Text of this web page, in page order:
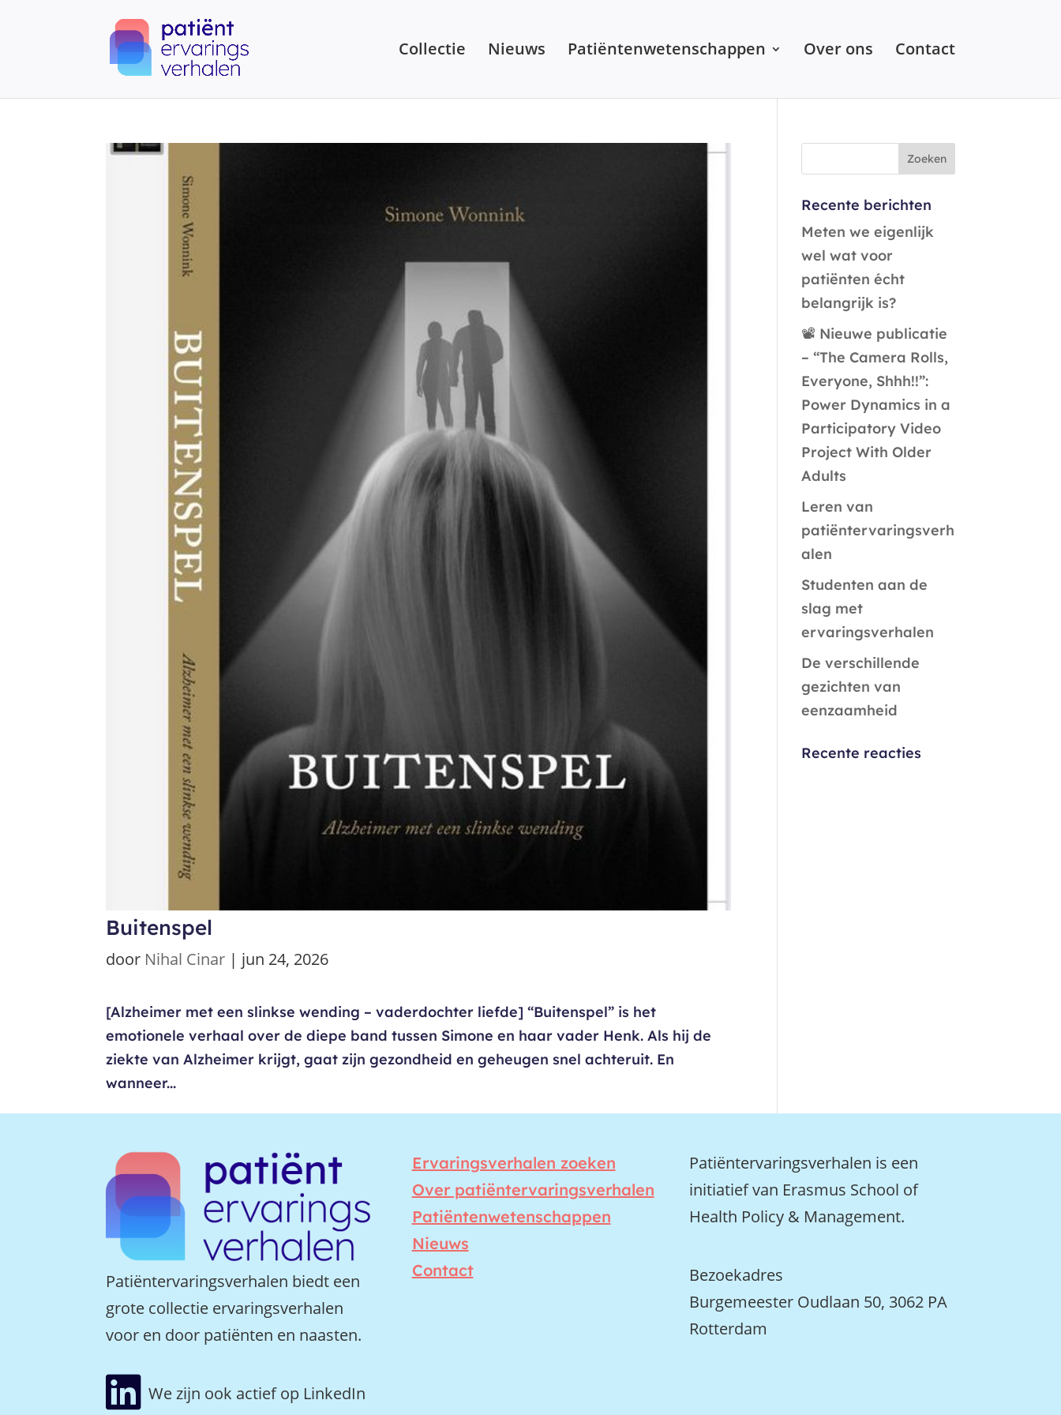
Collectie Nieuws Patiëntenwetenschappen Over ons Contact
Buitenspel
door Nihal Cinar | jun 24, 2026
[Alzheimer met een slinkse wending – vaderdochter liefde] “Buitenspel” is het
emotionele verhaal over de diepe band tussen Simone en haar vader Henk. Als hij de
ziekte van Alzheimer krijgt, gaat zijn gezondheid en geheugen snel achteruit. En
wanneer...
Recente berichten
Meten we eigenlijk
wel wat voor
patiënten écht
belangrijk is?
📽️ Nieuwe publicatie
– “The Camera Rolls,
Everyone, Shhh!!”:
Power Dynamics in a
Participatory Video
Project With Older
Adults
Leren van
patiëntervaringsverh
alen
Studenten aan de
slag met
ervaringsverhalen
De verschillende
gezichten van
eenzaamheid
Recente reacties
Patiëntervaringsverhalen biedt een
grote collectie ervaringsverhalen
voor en door patiënten en naasten.
Ervaringsverhalen zoeken
Over patiëntervaringsverhalen
Patiëntenwetenschappen
Nieuws
Contact
Patiëntervaringsverhalen is een
initiatief van Erasmus School of
Health Policy & Management.
Bezoekadres
Burgemeester Oudlaan 50, 3062 PA
Rotterdam
 We zijn ook actief op LinkedIn